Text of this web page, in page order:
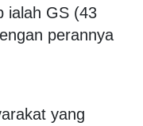
ialah GS (43
perannya
yang